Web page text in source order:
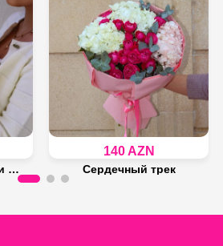
Букет из гортензий и кустовых роз
140 AZN
Сердечный трек